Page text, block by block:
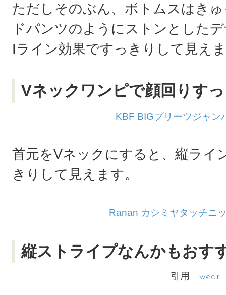
ただしそのぶん、ボトムスはき
ドパンツのようにストンとした
Iライン効果ですっきりして見え
Vネックワンピで顔回りす
KBF BIGプリーツジャン
首元をVネックにすると、縦ライ
きりして見えます。
Ranan カシミヤタッチニ
縦ストライプなんかもおす
引用 wear